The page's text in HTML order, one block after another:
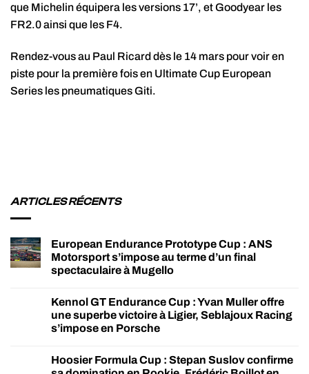
que Michelin équipera les versions 17’, et Goodyear les
FR2.0 ainsi que les F4.
Rendez-vous au Paul Ricard dès le 14 mars pour voir en
piste pour la première fois en Ultimate Cup European
Series les pneumatiques Giti.
ARTICLES RÉCENTS
European Endurance Prototype Cup : ANS
Motorsport s’impose au terme d’un final
spectaculaire à Mugello
Kennol GT Endurance Cup : Yvan Muller offre
une superbe victoire à Ligier, Seblajoux Racing
s’impose en Porsche
Hoosier Formula Cup : Stepan Suslov confirme